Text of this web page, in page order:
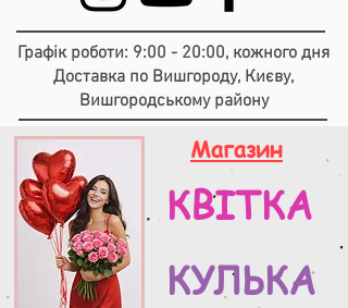
Графік роботи: 9:00 - 20:00, кожного дня
Доставка по Вишгороду, Києву,
Вишгородському району
Магазин
КВІТКА
КУЛЬКА